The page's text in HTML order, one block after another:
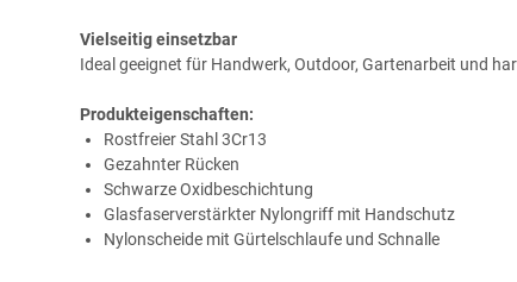
Vielseitig einsetzbar
Ideal geeignet für Handwerk, Outdoor, Gartenarbeit und
Produkteigenschaften:
Rostfreier Stahl 3Cr13
Gezahnter Rücken
Schwarze Oxidbeschichtung
Glasfaserverstärkter Nylongriff mit Handschutz
Nylonscheide mit Gürtelschlaufe und Schnalle